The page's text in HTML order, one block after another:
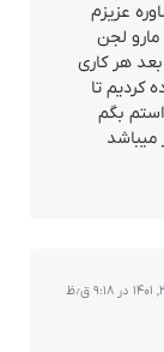
عزیزم
لجن
هر کاری
کردیم تا
بگم
میباشد